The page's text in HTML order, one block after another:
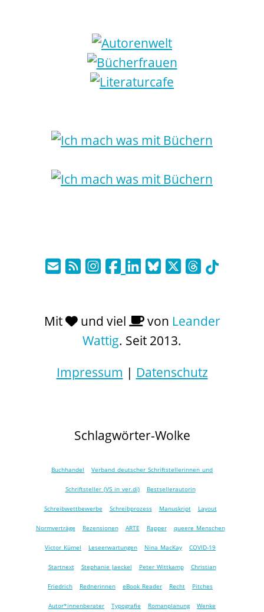
Mit und viel von Leander
Wattig. Seit 2013.
Impressum | Datenschutz
Schlagwörter-Wolke
Buchhandel Verband deutscher Schriftstellerinnen und
Schriftsteller (VS in ver.di) Bestsellerautorin
Schreibwettbewerbe Schreibprozess Manuskript Layout
Normverträge Rezensionen ARTE Rapper queere Menschen
Victor Kümel Leseerwartungen Nina MacKay COVID-19
Startnext Stephanie Jaeckel Peter Wittkamp Christian
Friedrich Rednerinnen eBook Reader Recht Pitches
Autor*innenberater Typografie Romanplanung Wenke